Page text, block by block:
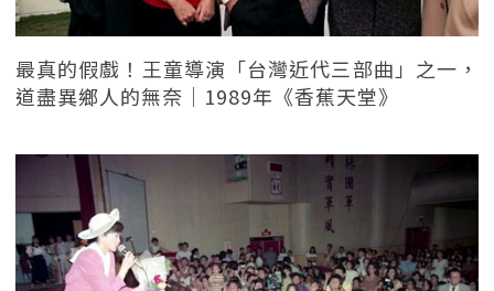
最真的假戲！王童導演「台灣近代三部曲」之一，
道盡異鄉人的無奈｜1989年《香蕉天堂》